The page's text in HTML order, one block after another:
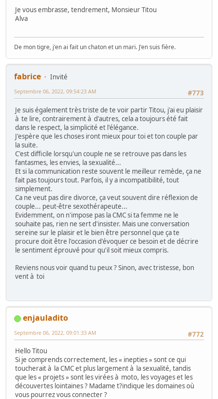
Je vous embrasse, tendrement, Monsieur Titou
Alva
De mon tigre, j'en ai fait un chaton et un mari. J'en suis fière.
fabrice
Invité
#773
Septembre 06, 2022, 09:54:23 AM
Je suis également très triste de te voir partir Titou, j'ai eu plaisir
à te lire, contrairement à d'autres, cela a toujours été fait
dans le respect, la simplicité et l'élégance.
J'espère que les choses iront mieux pour toi et ton couple par
la suite.
C'est difficile lorsqu'un couple ne se retrouve pas dans les
fantasmes, les envies, la sexualité...
Et si la communication reste souvent le meilleur remède, ça ne
fait pas toujours tout. Parfois, il y a incompatibilité, tout
simplement.
Ca ne veut pas dire divorce, ça veut souvent dire réflexion de
couple... peut-être sexothérapeute...
Evidemment, on n'impose pas la CMC si ta femme ne le
souhaite pas, rien ne sert d'insister. Mais une conversation
sereine sur le plaisir et le bien être personnel que ça te
procure doit être l'occasion d'évoquer ce besoin et de décrire
le sentiment éprouvé pour qu'il soit mieux compris.
Reviens nous voir quand tu peux ? Sinon, avec tristesse, bon
vent à toi
enjauladito
#772
Septembre 06, 2022, 09:01:33 AM
Hello Titou
Si je comprends correctement, les « inepties » sont ce qui
toucherait à la CMC et plus largement à la sexualité, tandis
que les « projets » sont les virées à moto, les voyages et les
découvertes lointaines ? Madame t?indique les domaines où
vous pourrez vous connecter ?